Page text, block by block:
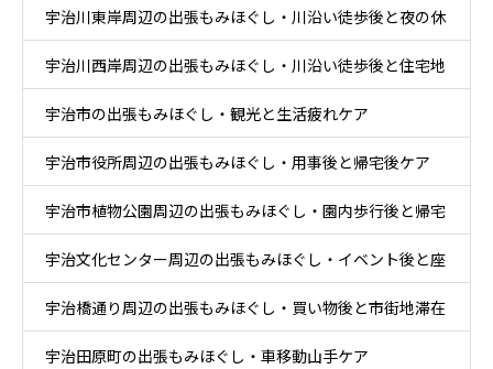
ア
宇治川東岸周辺の出張もみほぐし・川沿い徒歩後と夜の休
息ケア
宇治川西岸周辺の出張もみほぐし・川沿い徒歩後と住宅地
帰宅ケア
宇治市の出張もみほぐし・観光と生活疲れケア
宇治市役所周辺の出張もみほぐし・用事後と帰宅後ケア
宇治市植物公園周辺の出張もみほぐし・園内歩行後と帰宅
後ケア
宇治文化センター周辺の出張もみほぐし・イベント後と座
り時間ケア
宇治橋通り周辺の出張もみほぐし・買い物後と市街地滞在
ケア
宇治田原町の出張もみほぐし・車移動山手ケア